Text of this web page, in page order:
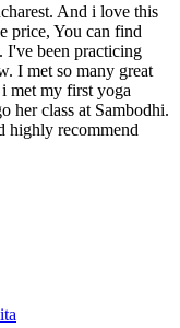
And i love this
price, You can find
I've been practicing
I met so many great
met my first yoga
her class at Sambodhi.
highly recommend